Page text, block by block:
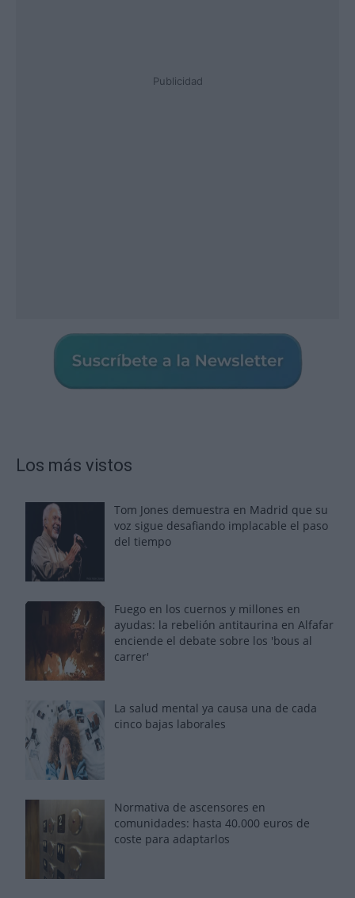
Publicidad
Los más vistos
Tom Jones demuestra en Madrid que su
voz sigue desafiando implacable el paso
del tiempo
Fuego en los cuernos y millones en
ayudas: la rebelión antitaurina en Alfafar
enciende el debate sobre los 'bous al
carrer'
La salud mental ya causa una de cada
cinco bajas laborales
Normativa de ascensores en
comunidades: hasta 40.000 euros de
coste para adaptarlos